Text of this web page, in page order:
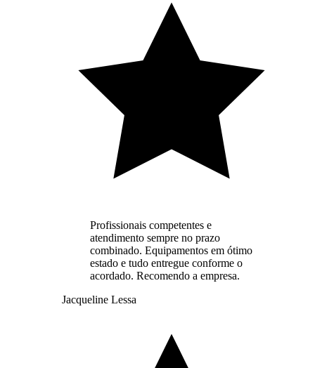
Profissionais competentes e
atendimento sempre no prazo
combinado. Equipamentos em ótimo
estado e tudo entregue conforme o
acordado. Recomendo a empresa.
Jacqueline Lessa